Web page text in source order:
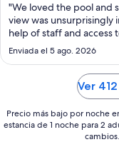
"We loved the pool and
view was
help of staff and access
Enviada el 5 ago. 2026
Ver
Precio más bajo por noche
estancia de 1 noche para 2